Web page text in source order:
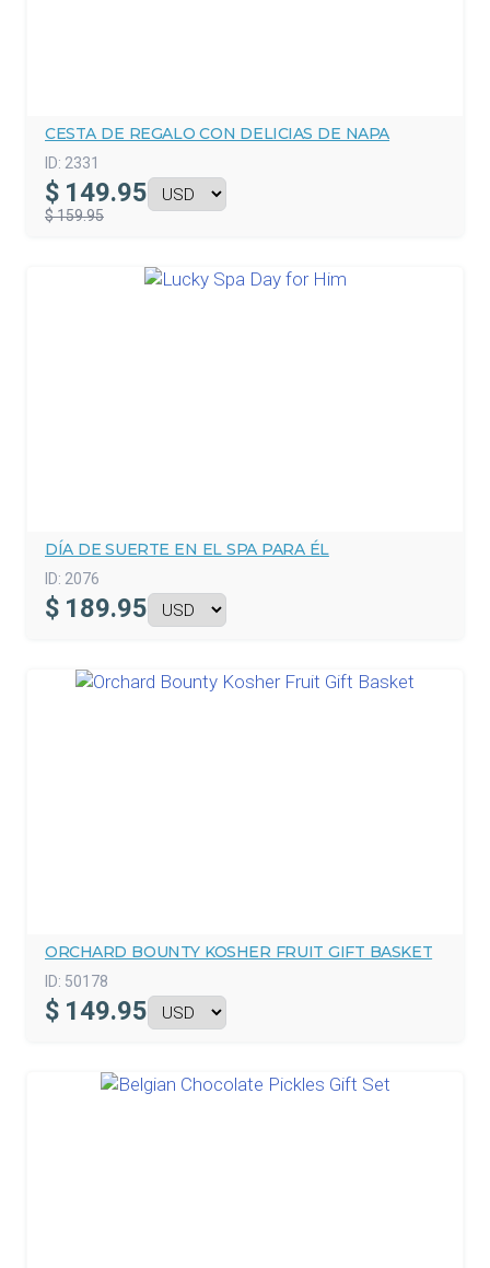
CESTA DE REGALO CON DELICIAS DE NAPA
ID: 2331
$ 149.95
$ 159.95
DÍA DE SUERTE EN EL SPA PARA ÉL
ID: 2076
$ 189.95
ORCHARD BOUNTY KOSHER FRUIT GIFT BASKET
ID: 50178
$ 149.95